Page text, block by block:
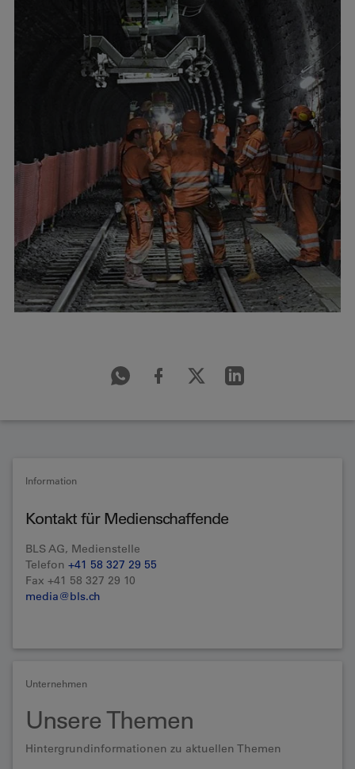
Information
Kontakt für Medienschaffende
BLS AG, Medienstelle
Telefon +41 58 327 29 55
Fax +41 58 327 29 10
media@bls.ch
Unternehmen
Unsere Themen
Hintergrundinformationen zu aktuellen Themen